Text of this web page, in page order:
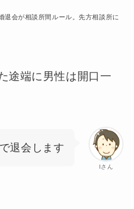
退会が相談所間ルール。先方相談所に
途端に男性は開口一
Iさん
退会します